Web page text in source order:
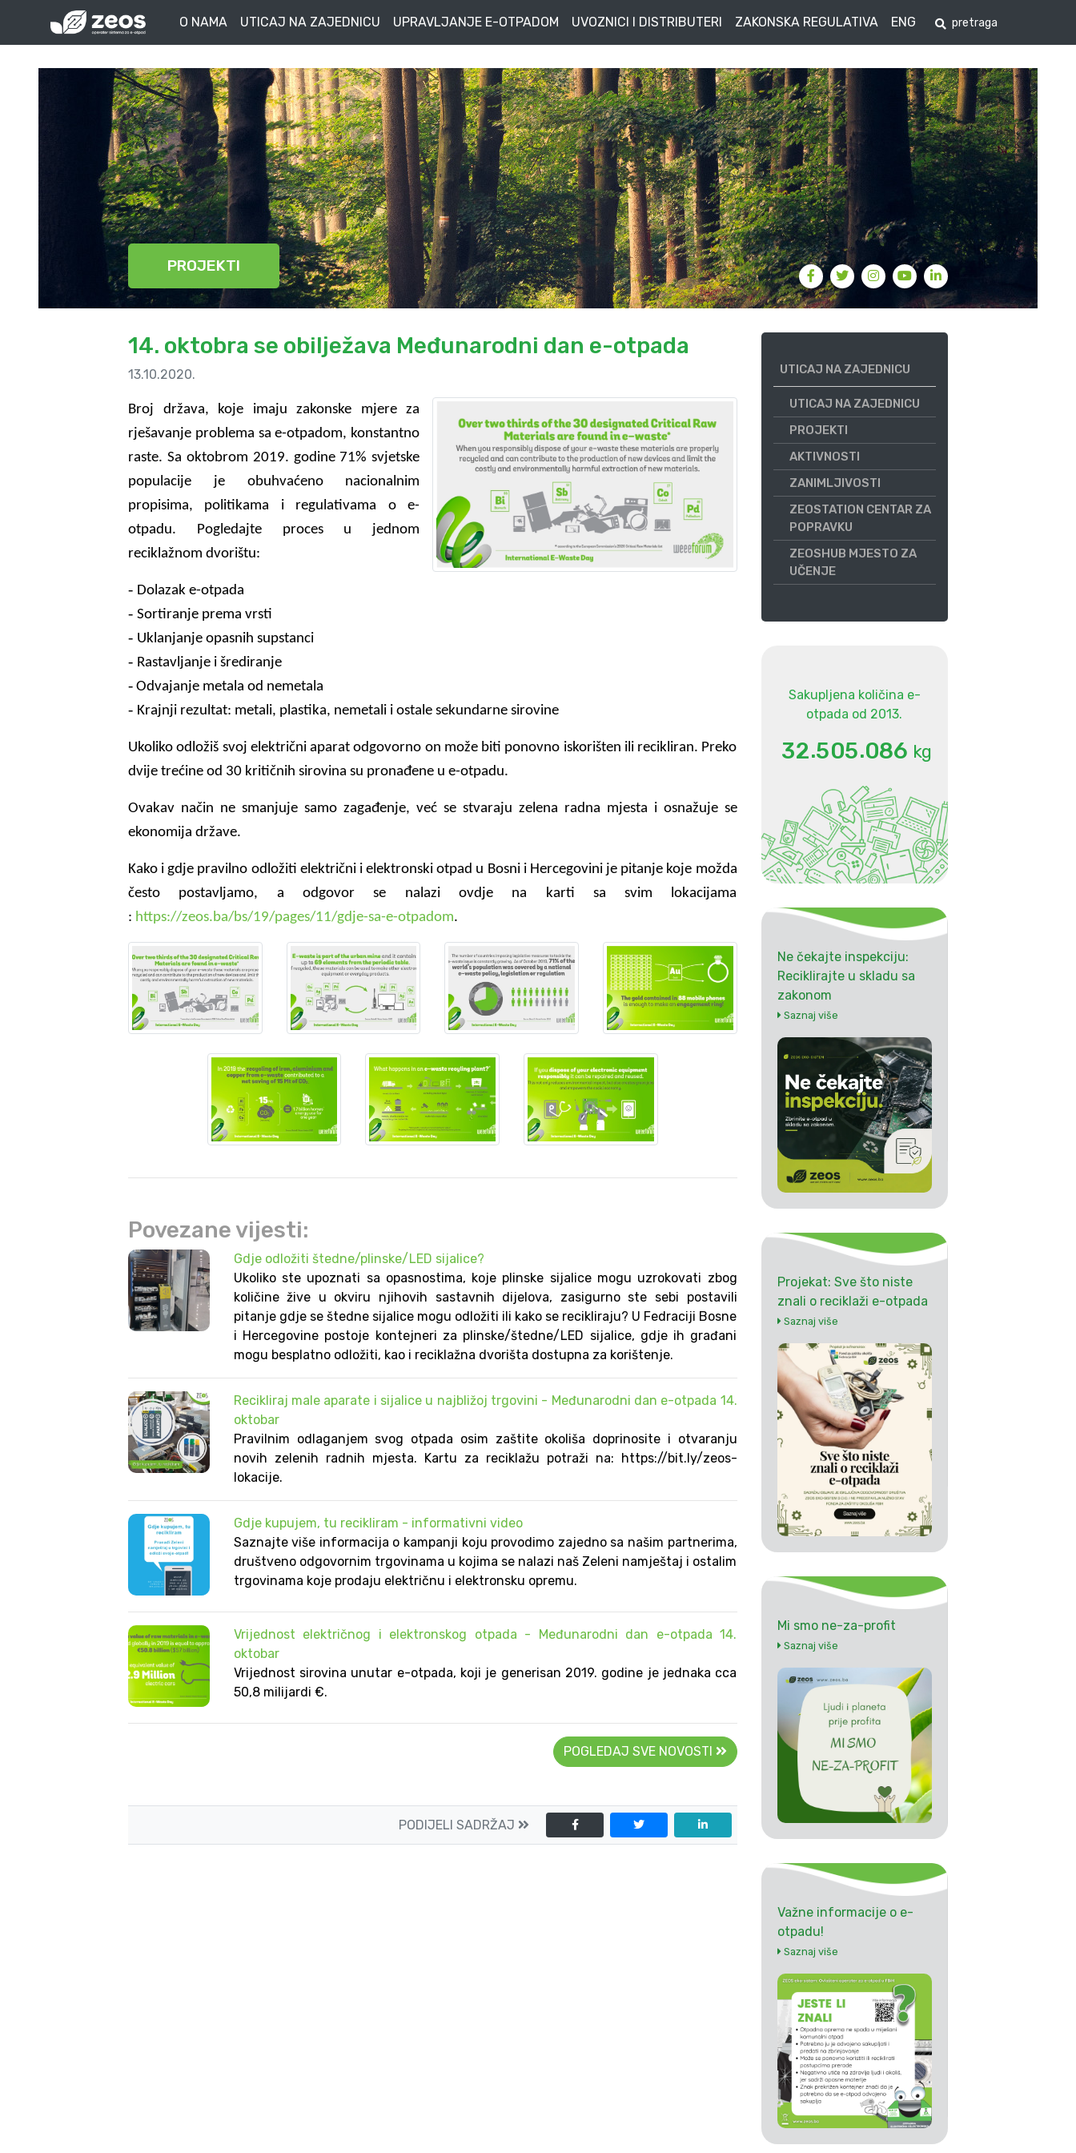
O NAMA UTICAJ NA ZAJEDNICU UPRAVLJANJE E-OTPADOM UVOZNICI I DISTRIBUTERI ZAKONSKA REGULATIVA ENG
PROJEKTI
14. oktobra se obilježava Međunarodni dan e-otpada
13.10.2020.
Broj država, koje imaju zakonske mjere za
rješavanje problema sa e-otpadom, konstantno
raste. Sa oktobrom 2019. godine 71% svjetske
populacije je obuhvaćeno nacionalnim
propisima, politikama i regulativama o e-
otpadu. Pogledajte proces u jednom
reciklažnom dvorištu:
- Dolazak e-otpada
- Sortiranje prema vrsti
- Uklanjanje opasnih supstanci
- Rastavljanje i šrediranje
- Odvajanje metala od nemetala
- Krajnji rezultat: metali, plastika, nemetali i ostale sekundarne sirovine
Ukoliko odložiš svoj električni aparat odgovorno on može biti ponovno iskorišten ili recikliran. Preko
dvije trećine od 30 kritičnih sirovina su pronađene u e-otpadu.
Ovakav način ne smanjuje samo zagađenje, već se stvaraju zelena radna mjesta i osnažuje se
ekonomija države.
Kako i gdje pravilno odložiti električni i elektronski otpad u Bosni i Hercegovini je pitanje koje možda
često postavljamo, a odgovor se nalazi ovdje na karti sa svim lokacijama
: https://zeos.ba/bs/19/pages/11/gdje-sa-e-otpadom.
Povezane vijesti:
Gdje odložiti štedne/plinske/LED sijalice?
Ukoliko ste upoznati sa opasnostima, koje plinske sijalice mogu uzrokovati zbog
količine žive u okviru njihovih sastavnih dijelova, zasigurno ste sebi postavili
pitanje gdje se štedne sijalice mogu odložiti ili kako se recikliraju? U Fedraciji Bosne
i Hercegovine postoje kontejneri za plinske/štedne/LED sijalice, gdje ih građani
mogu besplatno odložiti, kao i reciklažna dvorišta dostupna za korištenje.
Recikliraj male aparate i sijalice u najbližoj trgovini - Međunarodni dan e-otpada 14.
oktobar
Pravilnim odlaganjem svog otpada osim zaštite okoliša doprinosite i otvaranju
novih zelenih radnih mjesta. Kartu za reciklažu potraži na: https://bit.ly/zeos-
lokacije.
Gdje kupujem, tu recikliram - informativni video
Saznajte više informacija o kampanji koju provodimo zajedno sa našim partnerima,
društveno odgovornim trgovinama u kojima se nalazi naš Zeleni namještaj i ostalim
trgovinama koje prodaju električnu i elektronsku opremu.
Vrijednost električnog i elektronskog otpada - Međunarodni dan e-otpada 14.
oktobar
Vrijednost sirovina unutar e-otpada, koji je generisan 2019. godine je jednaka cca
50,8 milijardi €.
POGLEDAJ SVE NOVOSTI
PODIJELI SADRŽAJ
UTICAJ NA ZAJEDNICU
UTICAJ NA ZAJEDNICU
PROJEKTI
AKTIVNOSTI
ZANIMLJIVOSTI
ZEOSTATION CENTAR ZA
POPRAVKU
ZEOSHUB MJESTO ZA
UČENJE
Sakupljena količina e-
otpada od 2013.
32.505.086 kg
Ne čekajte inspekciju:
Reciklirajte u skladu sa
zakonom
Saznaj više
Projekat: Sve što niste
znali o reciklaži e-otpada
Saznaj više
Mi smo ne-za-profit
Saznaj više
Važne informacije o e-
otpadu!
Saznaj više